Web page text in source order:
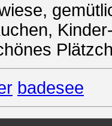
badesee